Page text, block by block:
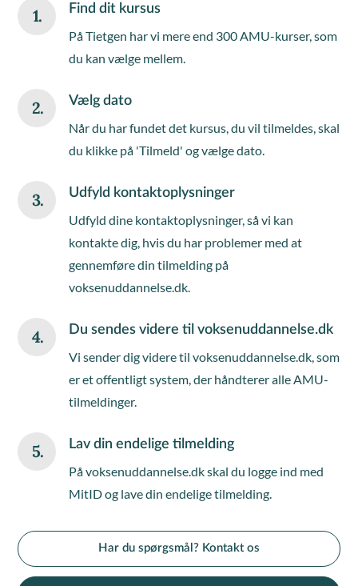
1. Find dit kursus
På Tietgen har vi mere end 300 AMU-kurser, som
du kan vælge mellem.
2. Vælg dato
Når du har fundet det kursus, du vil tilmeldes, skal
du klikke på 'Tilmeld' og vælge dato.
3. Udfyld kontaktoplysninger
Udfyld dine kontaktoplysninger, så vi kan
kontakte dig, hvis du har problemer med at
gennemføre din tilmelding på
voksenuddannelse.dk.
4. Du sendes videre til voksenuddannelse.dk
Vi sender dig videre til voksenuddannelse.dk, som
er et offentligt system, der håndterer alle AMU-
tilmeldinger.
5. Lav din endelige tilmelding
På voksenuddannelse.dk skal du logge ind med
MitID og lave din endelige tilmelding.
Har du spørgsmål? Kontakt os